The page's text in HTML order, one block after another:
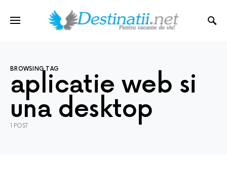
BROWSING TAG
aplicatie web si
una desktop
1 POST